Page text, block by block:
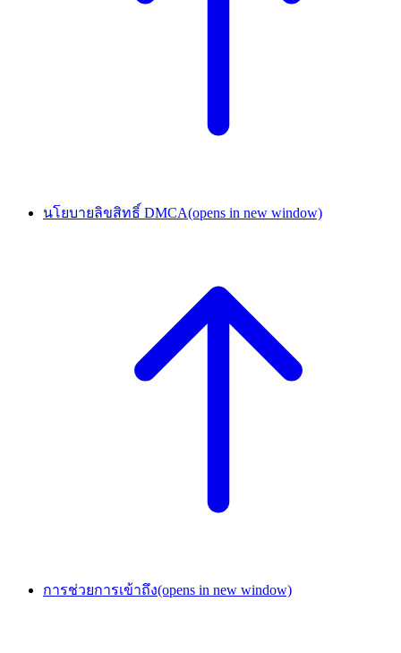
นโยบายลิขสิทธิ์ DMCA(opens in new window)
การช่วยการเข้าถึง(opens in new window)